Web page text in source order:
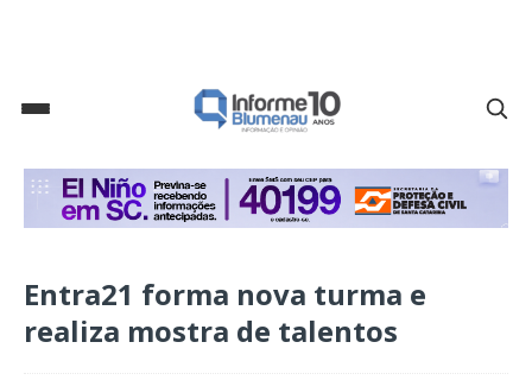
Entra21 forma nova turma e
realiza mostra de talentos